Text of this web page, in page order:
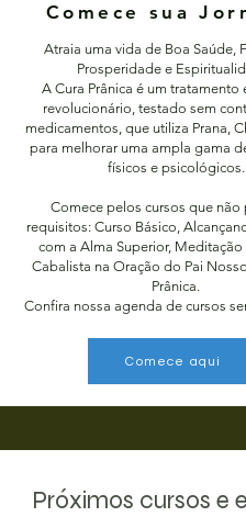
Comece sua
Atraia uma vida de Boa Saúde,
Prosperidade e
A Cura Prânica é um tratamento
revolucionário, testado sem
medicamentos, que utiliza Prana,
para melhorar uma ampla gama
físicos e psicológicos.
Comece pelos cursos que não
requisitos: Curso Básico,
com a Alma Superior, Meditação
Cabalista na Oração do Pai
Prânica.
Confira nossa agenda de cursos
Comece aqui
Próximos cursos e